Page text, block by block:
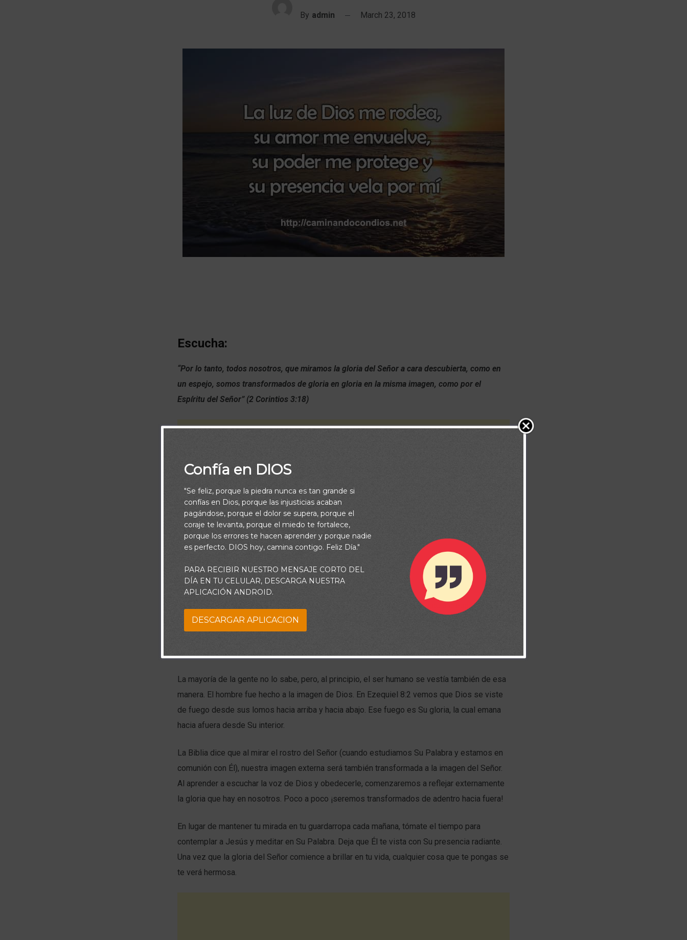
By admin March 23, 2018
Escucha:
“Por lo tanto, todos nosotros, que miramos la gloria del Señor a cara descubierta, como en
un espejo, somos transformados de gloria en gloria en la misma imagen, como por el
Espíritu del Señor” (2 Corintios 3:18)
Piensa:
¿Alguna vez has considerado el hecho de que el hombre es la única criatura creada por Dios
que debe usar ropa para cubrirse? Todas las otras criaturas poseen sus propias vestiduras.
La mayoría de la gente no lo sabe, pero, al principio, el ser humano se vestía también de esa
manera. El hombre fue hecho a la imagen de Dios. En Ezequiel 8:2 vemos que Dios se viste
de fuego desde sus lomos hacia arriba y hacia abajo. Ese fuego es Su gloria, la cual emana
hacia afuera desde Su interior.
La Biblia dice que al mirar el rostro del Señor (cuando estudiamos Su Palabra y estamos en
comunión con Él), nuestra imagen externa será también transformada a la imagen del Señor.
Al aprender a escuchar la voz de Dios y obedecerle, comenzaremos a reflejar externamente
la gloria que hay en nosotros. Poco a poco ¡seremos transformados de adentro hacia fuera!
En lugar de mantener tu mirada en tu guardarropa cada mañana, tómate el tiempo para
contemplar a Jesús y meditar en Su Palabra. Deja que Él te vista con Su presencia radiante.
Una vez que la gloria del Señor comience a brillar en tu vida, cualquier cosa que te pongas se
te verá hermosa.
Confía en DIOS
"Se feliz, porque la piedra nunca es tan grande si
confías en Dios, porque las injusticias acaban
pagándose, porque el dolor se supera, porque el
coraje te levanta, porque el miedo te fortalece,
porque los errores te hacen aprender y porque nadie
es perfecto. DIOS hoy, camina contigo. Feliz Día."
PARA RECIBIR NUESTRO MENSAJE CORTO DEL
DÍA EN TU CELULAR, DESCARGA NUESTRA
APLICACIÓN ANDROID.
DESCARGAR APLICACION